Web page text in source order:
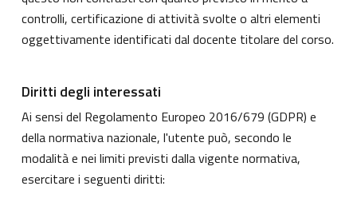
controlli, certificazione di attività svolte o altri elementi
oggettivamente identificati dal docente titolare del corso.
Diritti degli interessati
Ai sensi del Regolamento Europeo 2016/679 (GDPR) e
della normativa nazionale, l'utente può, secondo le
modalità e nei limiti previsti dalla vigente normativa,
esercitare i seguenti diritti: